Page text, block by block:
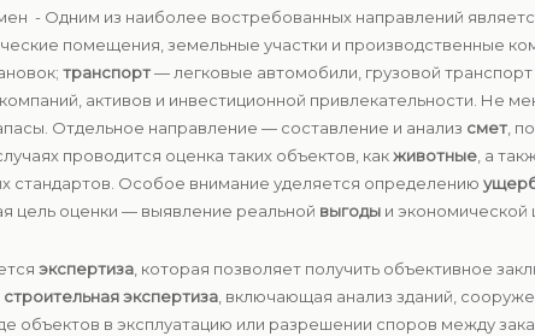
- Одним из наиболее востребованных направлений
помещения, земельные участки и производственные
транспорт— легковые автомобили, грузовой транспорт
активов и инвестиционной привлекательности. Не
Отдельное направление — составление и анализ смет ,
проводится оценка таких объектов, какживотные , а
стандартов. Особое внимание уделяется определению
цель оценки — выявление реальной выгоды и экономической
экспертиза , которая позволяет получить объективное
строительная экспертиза , включающая анализ зданий,
объектов в эксплуатацию или разрешении споров между